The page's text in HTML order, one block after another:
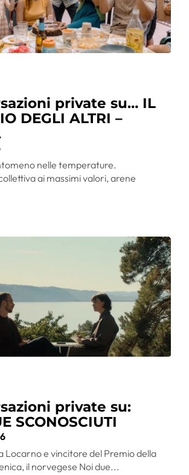
private su… IL
DEGLI ALTRI –
nelle temperature.
ai massimi valori, arene
private su:
SCONOSCIUTI
Locarno e vincitore del Premio della
il norvegese Noi due...